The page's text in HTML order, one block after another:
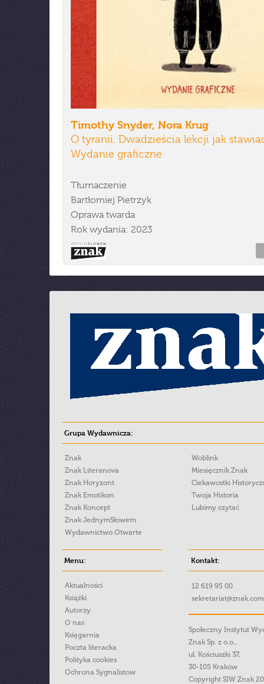
Timothy Snyder, Nora Krug
O tyranii. Dwadzieścia lekcji jak
Wydanie graficzne
Tłumaczenie
Bartłomiej Pietrzyk
Oprawa twarda
Rok wydania: 2023
Grupa Wydawnicza:
Znak
Znak Literanova
Znak Horyzont
Znak Emotikon
Znak Koncept
Znak JednymSłowem
Wydawnictwo Otwarte
Woblink
Miesięcznik Znak
Ciekawostki
Twoja Historia
Lubimy czytać
Menu:
Aktualności
Książki
Autorzy
O nas
Księgarnia
Poczta literacka
Polityka cookies
Ochrona Sygnalistow
Kontakt:
12 619 95 00
Społeczny Instytut
Znak Sp. z o.o.,
ul. Kościuszki 37,
30-105 Kraków
Copyright SIW Znak